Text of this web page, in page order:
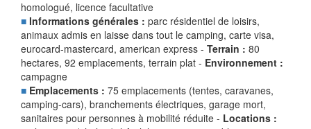
homologué, licence facultative
■ Informations générales : parc résidentiel de loisirs,
animaux admis en laisse dans tout le camping, carte visa,
eurocard-mastercard, american express - Terrain : 80
hectares, 92 emplacements, terrain plat - Environnement :
campagne
■ Emplacements : 75 emplacements (tentes, caravanes,
camping-cars), branchements électriques, garage mort,
sanitaires pour personnes à mobilité réduite - Locations :